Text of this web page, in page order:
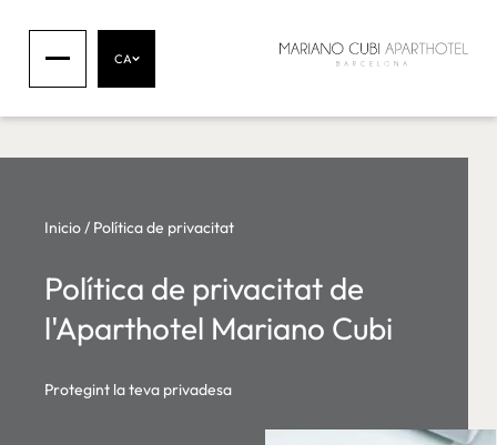
CA
Inicio/ Política de privacitat
Política de privacitat de
l'Aparthotel Mariano Cubi
Protegint la teva privadesa